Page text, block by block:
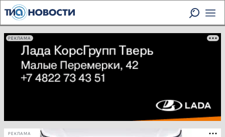
РЕКЛАМА
РЕКЛАМА